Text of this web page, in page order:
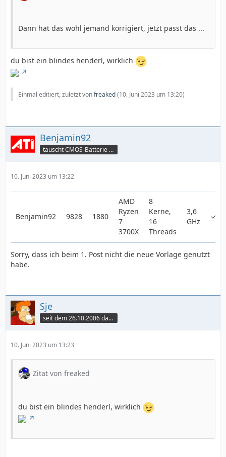
Dann hat das wohl jemand korrigiert, jetzt passt das ...
du bist ein blindes henderl, wirklich
Einmal editiert, zuletzt vonfreaked(10. Juni 2023 um 13:20)
Benjamin92
tauscht CMOS-Batterie per TeamViewer
10. Juni 2023 um 13:22
Benjamin92 9828 1880
AMD
Ryzen
7
3700X
8
Kerne,
16
Threads
3,6
GHz
✓
Sorry, dass ich beim 1. Post nicht die neue Vorlage genutzt
habe.
Sje
seit dem 26.10.2006 dabei
10. Juni 2023 um 13:23
Zitat von freaked
du bist ein blindes henderl, wirklich